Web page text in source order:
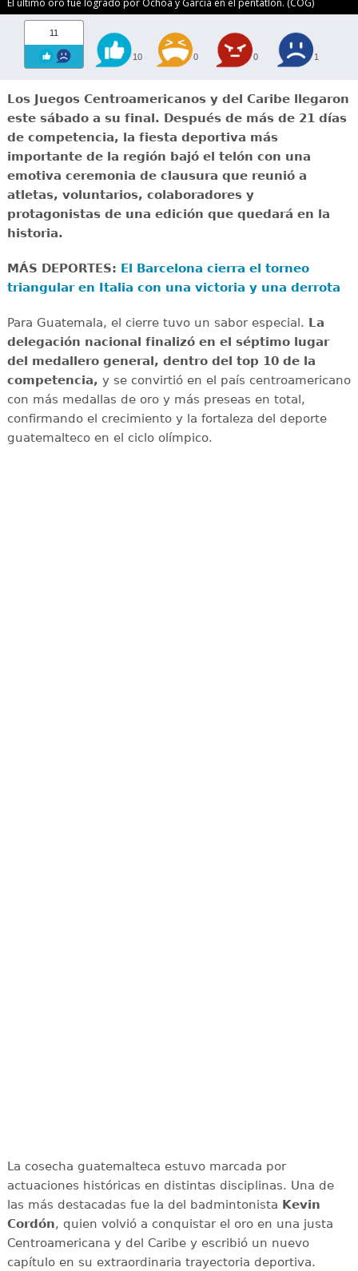
El último oro fue logrado por Ochoa y García en el pentatlón. (COG)
11
10 0 0 1
Los Juegos Centroamericanos y del Caribe llegaron
este sábado a su final. Después de más de 21 días
de competencia, la fiesta deportiva más
importante de la región bajó el telón con una
emotiva ceremonia de clausura que reunió a
atletas, voluntarios, colaboradores y
protagonistas de una edición que quedará en la
historia.
MÁS DEPORTES: El Barcelona cierra el torneo
triangular en Italia con una victoria y una derrota
Para Guatemala, el cierre tuvo un sabor especial. La
delegación nacional finalizó en el séptimo lugar
del medallero general, dentro del top 10 de la
competencia, y se convirtió en el país centroamericano
con más medallas de oro y más preseas en total,
confirmando el crecimiento y la fortaleza del deporte
guatemalteco en el ciclo olímpico.
La cosecha guatemalteca estuvo marcada por
actuaciones históricas en distintas disciplinas. Una de
las más destacadas fue la del badmintonista Kevin
Cordón, quien volvió a conquistar el oro en una justa
Centroamericana y del Caribe y escribió un nuevo
capítulo en su extraordinaria trayectoria deportiva.